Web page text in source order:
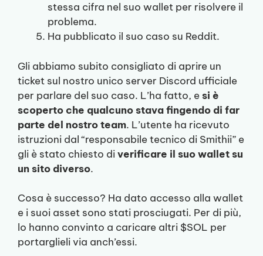
stessa cifra nel suo wallet per risolvere il
problema.
Ha pubblicato il suo caso su Reddit.
Gli abbiamo subito consigliato di aprire un
ticket sul nostro unico server Discord ufficiale
per parlare del suo caso. L’ha fatto, e si è
scoperto che qualcuno stava fingendo di far
parte del nostro team. L’utente ha ricevuto
istruzioni dal “responsabile tecnico di Smithii” e
gli è stato chiesto diverificare il suo wallet su
un sito diverso.
Cosa è successo? Ha dato accesso alla wallet
e i suoi asset sono stati prosciugati. Per di più,
lo hanno convinto a caricare altri $SOL per
portarglieli via anch’essi.